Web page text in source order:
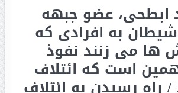
ابطحی، عضو جبهه
شیطان به افرادی که
ها می زنند نفوذ
است که ائتلاف